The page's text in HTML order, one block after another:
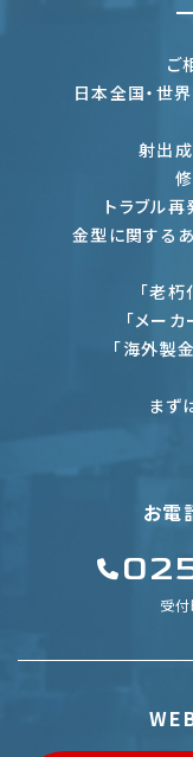
ご
日本全国・世
射出
トラブル
金型に関する
「老
「メー
「海外製
まず
お電
受